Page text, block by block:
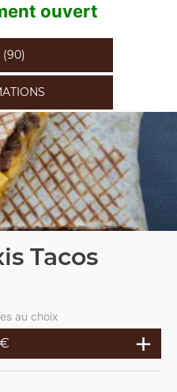
ouvert
(90)
Tacos
au choix
€